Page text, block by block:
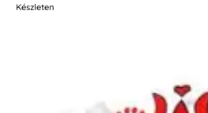
Készleten